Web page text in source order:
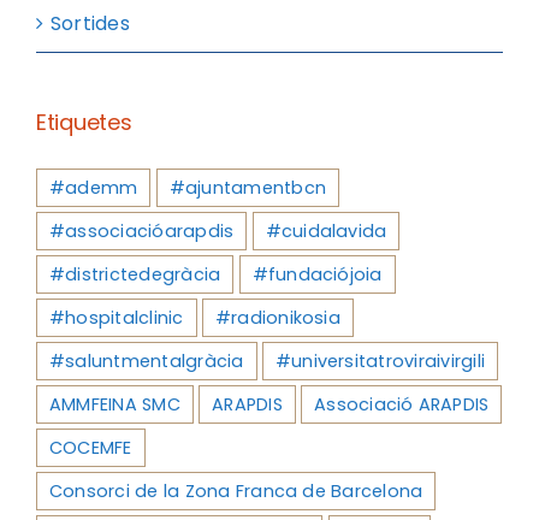
Sortides
Etiquetes
#ademm
#ajuntamentbcn
#associacióarapdis
#cuidalavida
#districtedegràcia
#fundaciójoia
#hospitalclinic
#radionikosia
#saluntmentalgràcia
#universitatroviraivirgili
AMMFEINA SMC
ARAPDIS
Associació ARAPDIS
COCEMFE
Consorci de la Zona Franca de Barcelona